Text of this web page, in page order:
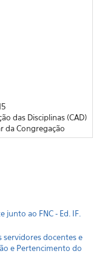
das Disciplinas (CAD)
da Congregação
junto ao FNC - Ed. IF.
servidores docentes e
e Pertencimento do